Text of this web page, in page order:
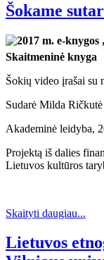
Šokame
Skaitmeninė knyga
Šokių video įrašai su
Sudarė Milda Ričkutė
Akademinė leidyba,
Projektą iš dalies
Lietuvos kultūros
Skaityti daugiau...
Lietuvos